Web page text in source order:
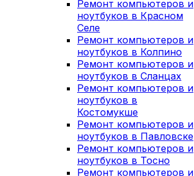
Ремонт компьютеров и
ноутбуков в Красном
Селе
Ремонт компьютеров и
ноутбуков в Колпино
Ремонт компьютеров и
ноутбуков в Сланцах
Ремонт компьютеров и
ноутбуков в
Костомукше
Ремонт компьютеров и
ноутбуков в Павловске
Ремонт компьютеров и
ноутбуков в Тосно
Ремонт компьютеров и